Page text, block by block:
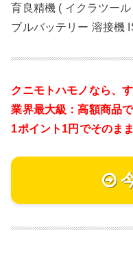
育良精機 ( イクラツー
ブルバッテリー 溶接機
クニモトハモノなら、
業界最大級：高額商品
1ポイント1円でそのま